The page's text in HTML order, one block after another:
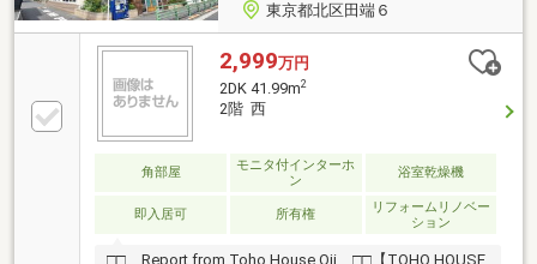
東京都北区田端６
2,999万円
2DK 41.99m2
2階 西
角部屋
モニタ付インターホ
ン
浴室乾燥機
即入居可 所有権
リフォームリノベー
ション
□□ Report from Toho House Oji □□【TOHO HOUSE